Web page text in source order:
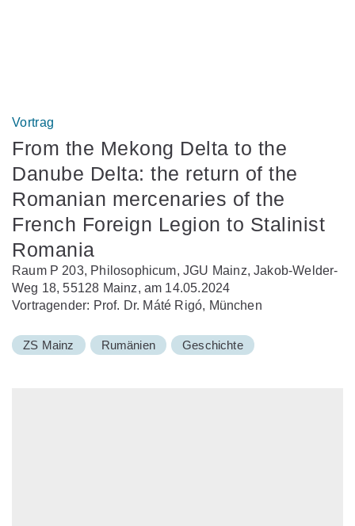
Vortrag
From the Mekong Delta to the
Danube Delta: the return of the
Romanian mercenaries of the
French Foreign Legion to Stalinist
Romania
Raum P 203, Philosophicum, JGU Mainz, Jakob-Welder-
Weg 18, 55128 Mainz, am 14.05.2024
Vortragender: Prof. Dr. Máté Rigó, München
ZS Mainz Rumänien Geschichte